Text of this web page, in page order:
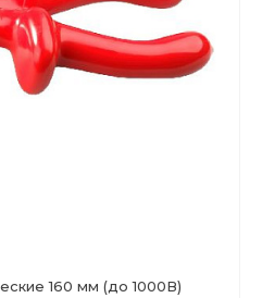
160 мм (до 1000В)